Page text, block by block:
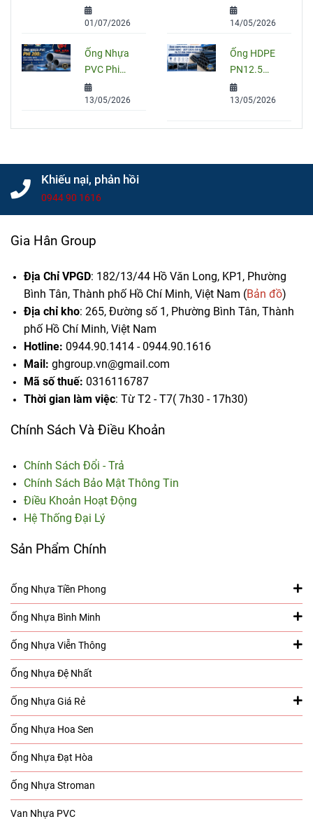
pháp nối
ống HDPE
thuật
01/07/2026
Minh: Quy
Cách, Báo
Chọn Đúng
Cho Công
Trình
14/05/2026
Ống Nhựa
PVC Phi
200: Quy
Cách, Giá
Trình
13/05/2026
Ống HDPE
PN12.5
Bình Minh
Chính Hãng
Chọn Mua
13/05/2026
Khiếu nại, phản hồi
0944 90 1616
Gia Hân Group
Địa Chỉ VPGD: 182/13/44 Hồ Văn Long, KP1, Phường
Bình Tân, Thành phố Hồ Chí Minh, Việt Nam (Bản đồ)
Địa chỉ kho: 265, Đường số 1, Phường Bình Tân, Thành
phố Hồ Chí Minh, Việt Nam
Hotline: 0944.90.1414 - 0944.90.1616
Mail: ghgroup.vn@gmail.com
Mã số thuế: 0316116787
Thời gian làm việc: Từ T2 - T7( 7h30 - 17h30)
Chính Sách Và Điều Khoản
Chính Sách Đổi - Trả
Chính Sách Bảo Mật Thông Tin
Điều Khoản Hoạt Động
Hệ Thống Đại Lý
Sản Phẩm Chính
Ống Nhựa Tiền Phong
Ống Nhựa Bình Minh
Ống Nhựa Viễn Thông
Ống Nhựa Đệ Nhất
Ống Nhựa Giá Rẻ
Ống Nhựa Hoa Sen
Ống Nhựa Đạt Hòa
Ống Nhựa Stroman
Van Nhựa PVC